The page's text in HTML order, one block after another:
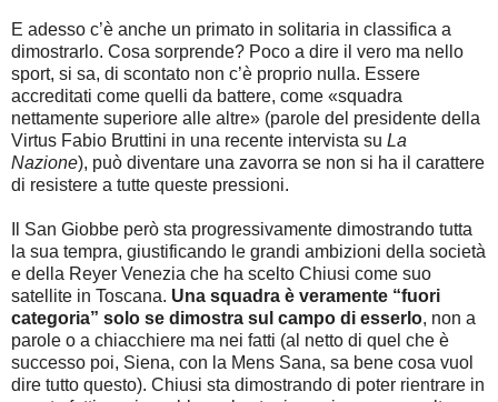
E adesso c’è anche un primato in solitaria in classifica a
dimostrarlo. Cosa sorprende? Poco a dire il vero ma nello
sport, si sa, di scontato non c’è proprio nulla. Essere
accreditati come quelli da battere, come «squadra
nettamente superiore alle altre» (parole del presidente della
Virtus Fabio Bruttini in una recente intervista su La
Nazione), può diventare una zavorra se non si ha il carattere
di resistere a tutte queste pressioni.
Il San Giobbe però sta progressivamente dimostrando tutta
la sua tempra, giustificando le grandi ambizioni della società
e della Reyer Venezia che ha scelto Chiusi come suo
satellite in Toscana. Una squadra è veramente “fuori
categoria” solo se dimostra sul campo di esserlo, non a
parole o a chiacchiere ma nei fatti (al netto di quel che è
successo poi, Siena, con la Mens Sana, sa bene cosa vuol
dire tutto questo). Chiusi sta dimostrando di poter rientrare in